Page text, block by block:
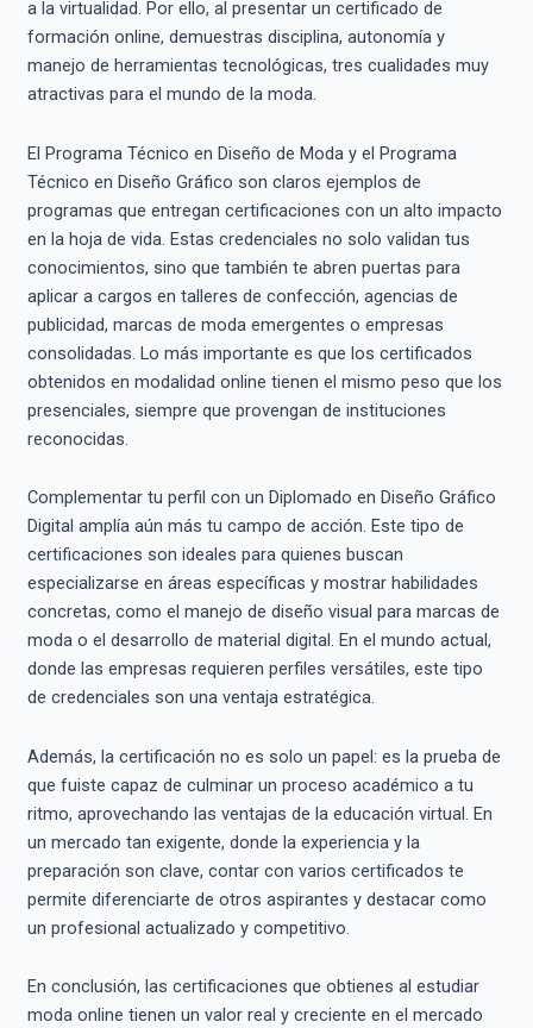
a la virtualidad. Por ello, al presentar un certificado de
formación online, demuestras disciplina, autonomía y
manejo de herramientas tecnológicas, tres cualidades muy
atractivas para el mundo de la moda.
El Programa Técnico en Diseño de Moda y el Programa
Técnico en Diseño Gráfico son claros ejemplos de
programas que entregan certificaciones con un alto impacto
en la hoja de vida. Estas credenciales no solo validan tus
conocimientos, sino que también te abren puertas para
aplicar a cargos en talleres de confección, agencias de
publicidad, marcas de moda emergentes o empresas
consolidadas. Lo más importante es que los certificados
obtenidos en modalidad online tienen el mismo peso que los
presenciales, siempre que provengan de instituciones
reconocidas.
Complementar tu perfil con un Diplomado en Diseño Gráfico
Digital amplía aún más tu campo de acción. Este tipo de
certificaciones son ideales para quienes buscan
especializarse en áreas específicas y mostrar habilidades
concretas, como el manejo de diseño visual para marcas de
moda o el desarrollo de material digital. En el mundo actual,
donde las empresas requieren perfiles versátiles, este tipo
de credenciales son una ventaja estratégica.
Además, la certificación no es solo un papel: es la prueba de
que fuiste capaz de culminar un proceso académico a tu
ritmo, aprovechando las ventajas de la educación virtual. En
un mercado tan exigente, donde la experiencia y la
preparación son clave, contar con varios certificados te
permite diferenciarte de otros aspirantes y destacar como
un profesional actualizado y competitivo.
En conclusión, las certificaciones que obtienes al estudiar
moda online tienen un valor real y creciente en el mercado